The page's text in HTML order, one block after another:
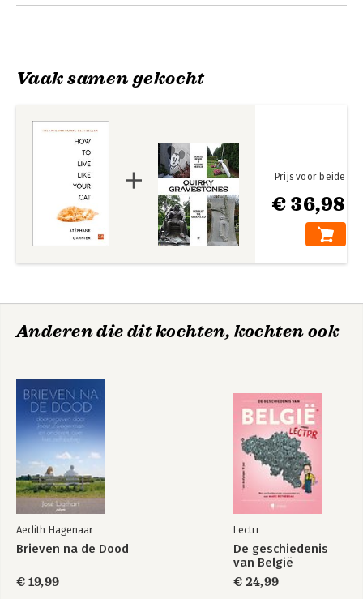
Vaak samen gekocht
€ 36,98
Prijs voor beide
Anderen die dit kochten, kochten ook
Aedith Hagenaar
Brieven na de Dood
€ 19,99
Lectrr
De geschiedenis
van België
€ 24,99